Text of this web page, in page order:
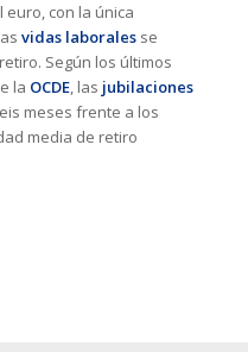
euro, con la única
vidas laboralesse
Según los últimos
la OCDE, las jubilaciones
meses frente a los
media de retiro